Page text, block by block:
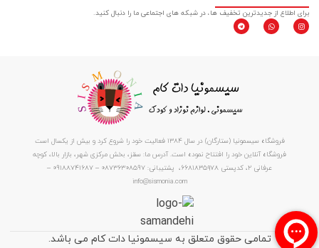
برای اطلاع از جدیدترین تخفیف ها، در شبکه های اجتماعی ما را دنبال کنید.
فروشگاه سیسمونیا (ستارگان) در سال 1384 فعالیت خود را شروع کرد و بیش از یکسال است
فروشگاه آنلاین خود را افتتاح نموده است. آدرس ما: سقز، بخش مرکزی شهر، بازار بالا، کوچه
عرفانی ۲، کدپستی ۶۶۸۱۸۳۵۹۷۸، پشتیبانی: 08736308597 – 09188741687 –
info@sismonia.com
تمامی حقوق متعلق به سیسمونیا دات کام می باشد.